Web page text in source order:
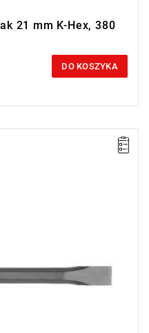
21 mm K-Hex, 380
DO KOSZYKA